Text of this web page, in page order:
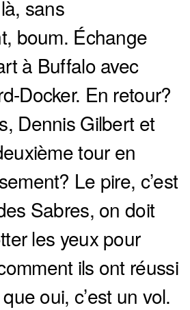
sans
boum. Échange
à Buffalo avec
Docker. En retour?
Dennis Gilbert et
tour en
Le pire, c’est
Sabres, on doit
les yeux pour
ils ont réussi
oui, c’est un vol.